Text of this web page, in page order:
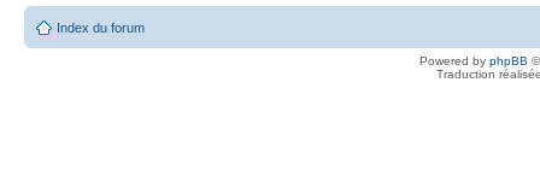
Index du forum
Powered by phpBB
Traduction